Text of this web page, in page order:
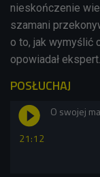
nieskończenie
szamani
o to, jak wymyślić
opowiadał ekspert.
POSŁUCHAJ
21:12
O swojej